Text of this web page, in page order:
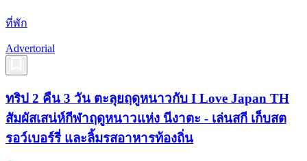
ที่พัก
Advertorial
ทริป 2 คืน 3 วัน ตะลุยฤดูหนาวกับ I Love Japan TH
สัมผัสเสน่ห์กีฬาฤดูหนาวแห่ง นีงาตะ - เล่นสกี เก็บสต
รอว์เบอร์รี่ และลิ้มรสอาหารท้องถิ่น